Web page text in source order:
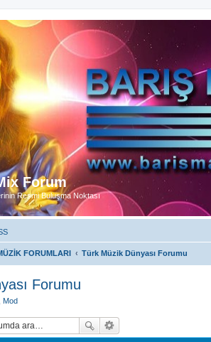
Forum
Resmi Buluşma Noktası
FORUMLARI Türk Müzik Dünyası Forumu
Forumu
Mod